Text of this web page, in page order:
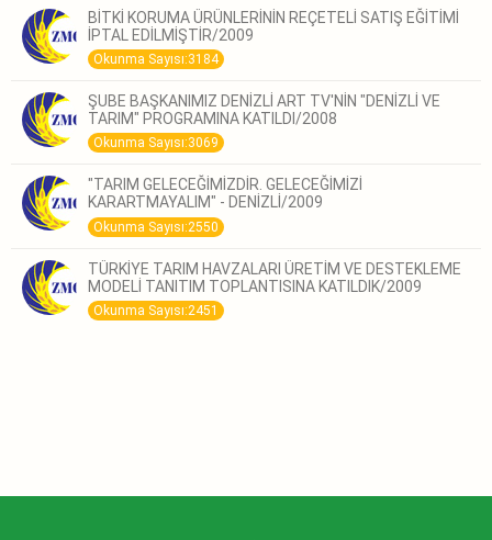
BİTKİ KORUMA ÜRÜNLERİNİN REÇETELİ SATIŞ EĞİTİMİ
İPTAL EDİLMİŞTİR/2009
Okunma Sayısı:3184
ŞUBE BAŞKANIMIZ DENİZLİ ART TV'NİN "DENİZLİ VE
TARIM" PROGRAMINA KATILDI/2008
Okunma Sayısı:3069
"TARIM GELECEĞİMİZDİR. GELECEĞİMİZİ
KARARTMAYALIM" - DENİZLİ/2009
Okunma Sayısı:2550
TÜRKİYE TARIM HAVZALARI ÜRETİM VE DESTEKLEME
MODELİ TANITIM TOPLANTISINA KATILDIK/2009
Okunma Sayısı:2451